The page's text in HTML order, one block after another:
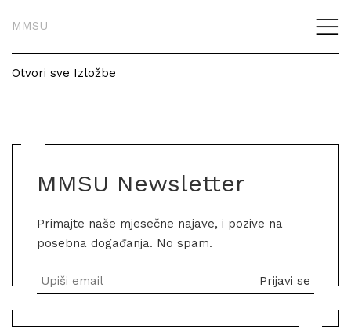
MMSU
Otvori sve Izložbe
MMSU Newsletter
Primajte naše mjesečne najave, i pozive na
posebna događanja. No spam.